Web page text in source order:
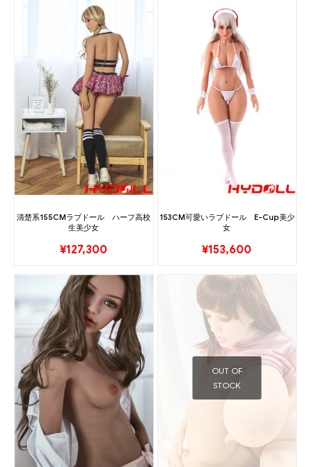
清楚系155CMラブドール ハーフ高校
生美少女
¥127,300
153CM可愛いラブドール E-Cup美少
女
¥153,600
OUT OF
STOCK